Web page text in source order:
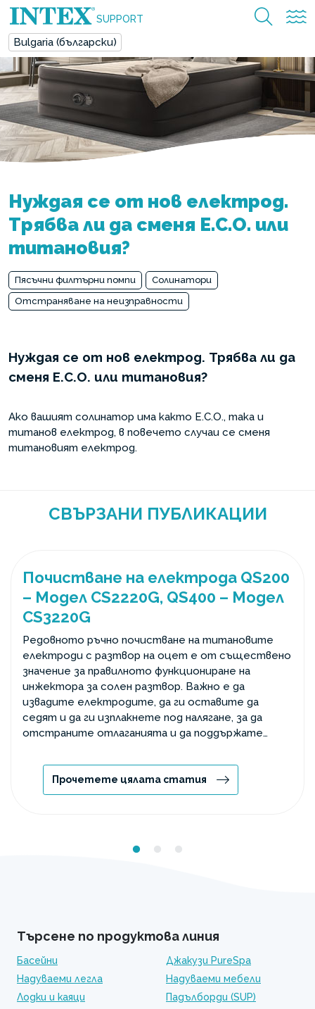
SUPPORT
Bulgaria (български)
Нуждая се от нов електрод.
Трябва ли да сменя E.C.O. или
титановия?
Пясъчни филтърни помпи
Солинатори
Отстраняване на неизправности
Нуждая се от нов електрод. Трябва ли да
сменя E.C.O. или титановия?
Ако вашият солинатор има както E.C.O., така и
титанов електрод, в повечето случаи се сменя
титановият електрод.
СВЪРЗАНИ ПУБЛИКАЦИИ
Почистване на електрода QS200
– Модел CS2220G, QS400 – Модел
CS3220G
Редовното ръчно почистване на титановите
електроди с разтвор на оцет е от съществено
значение за правилното функциониране на
инжектора за солен разтвор. Важно е да
извадите електродите, да ги оставите да
седят и да ги изплакнете под налягане, за да
отстраните отлаганията и да поддържате
Прочетете цялата статия
Търсене по продуктова линия
Басейни
Джакузи PureSpa
Надуваеми легла
Надуваеми мебели
Лодки и каяци
Падълборди (SUP)